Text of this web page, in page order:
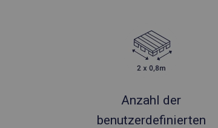
Anzahl der
benutzerdefinierten